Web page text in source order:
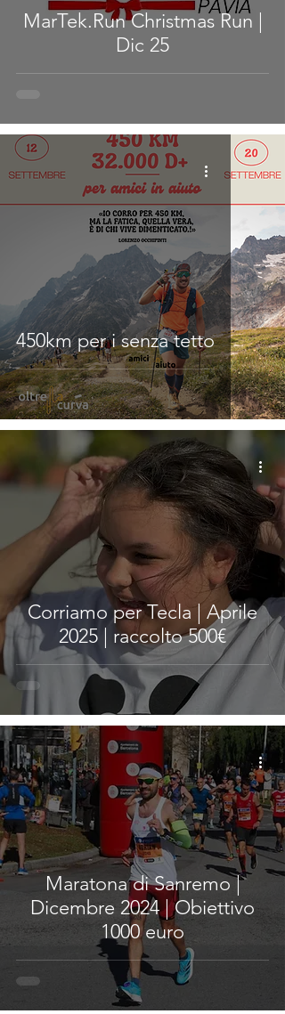
MarTek.Run Christmas Run |
Dic 25
450km per i senza tetto
Corriamo per Tecla | Aprile
2025 | raccolto 500€
Maratona di Sanremo |
Dicembre 2024 | Obiettivo
1000 euro